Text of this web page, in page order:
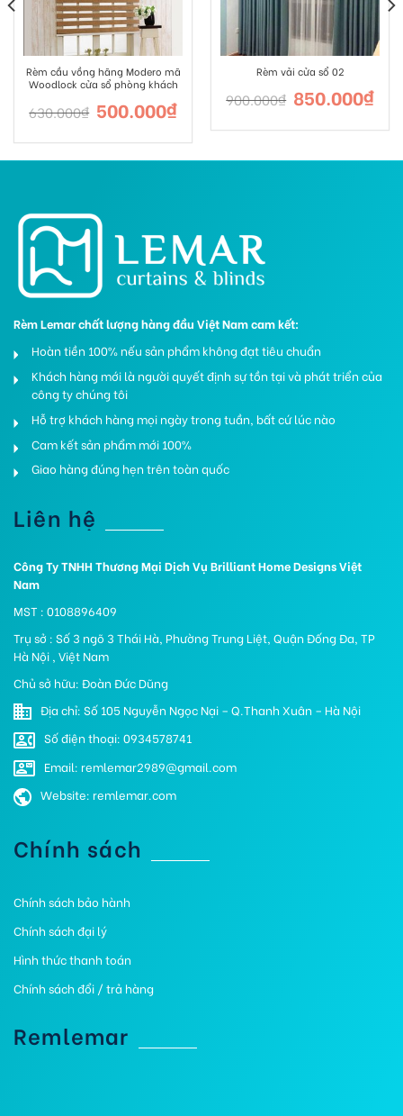
Rèm cầu vồng hãng Modero mã
Woodlock cửa sổ phòng khách
630.000₫ 500.000₫
Rèm vải cửa sổ 02
900.000₫ 850.000₫
Rèm Lemar chất lượng hàng đầu Việt Nam cam kết:
Hoàn tiền 100% nếu sản phẩm không đạt tiêu chuẩn
Khách hàng mới là người quyết định sự tồn tại và phát triển của
công ty chúng tôi
Hỗ trợ khách hàng mọi ngày trong tuần, bất cứ lúc nào
Cam kết sản phẩm mới 100%
Giao hàng đúng hẹn trên toàn quốc
Liên hệ
Công Ty TNHH Thương Mại Dịch Vụ Brilliant Home Designs Việt
Nam
MST : 0108896409
Trụ sở : Số 3 ngõ 3 Thái Hà, Phường Trung Liệt, Quận Đống Đa, TP
Hà Nội , Việt Nam
Chủ sở hữu: Đoàn Đức Dũng
Địa chỉ: Số 105 Nguyễn Ngọc Nại – Q.Thanh Xuân – Hà Nội
Số điện thoại: 0934578741
Email: remlemar2989@gmail.com
Website: remlemar.com
Chính sách
Chính sách bảo hành
Chính sách đại lý
Hình thức thanh toán
Chính sách đổi / trả hàng
Remlemar